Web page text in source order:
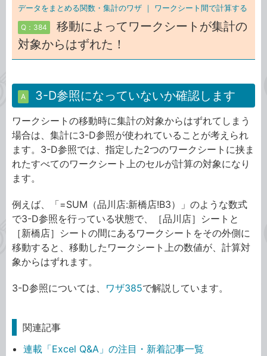
データをまとめる関数・集計のワザ ｜ ワークシート間で計算する
Q：384
移動によってワークシートが集計の
対象からはずれた！
A 3-D参照になっていないか確認します
ワークシートの移動時に集計の対象からはずれてしまう
場合は、集計に3-D参照が使われていることが考えられ
ます。3-D参照では、指定した2つのワークシートに挟ま
れたすべてのワークシート上のセルが計算の対象になり
ます。
例えば、「=SUM（品川店:新橋店!B3）」のような数式
で3-D参照を行っている状態で、［品川店］シートと
［新橋店］シートの間にあるワークシートをその外側に
移動すると、移動したワークシート上の数値が、計算対
象からはずれます。
3-D参照については、 ワザ385で解説しています。
関連記事
連載「Excel Q&A」の注目・新着記事一覧